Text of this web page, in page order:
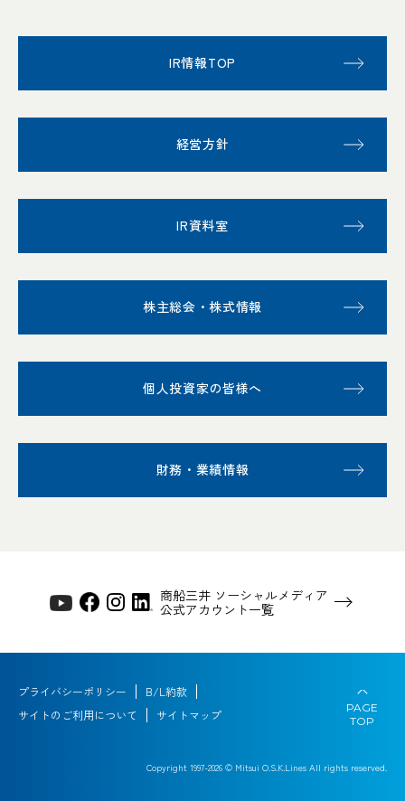
IR情報TOP
経営方針
IR資料室
株主総会・株式情報
個人投資家の皆様へ
財務・業績情報
商船三井 ソーシャルメディア
公式アカウント一覧
プライバシーポリシー
B/L約款
サイトのご利用について
サイトマップ
Copyright 1997-2026 © Mitsui O.S.K.Lines All rights reserved.
PAGE
TOP